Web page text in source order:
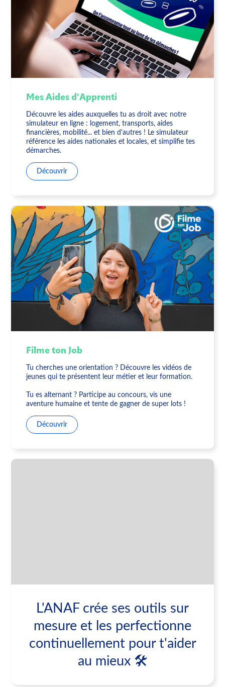
Mes Aides d'Apprenti
Découvre les aides auxquelles tu as droit avec notre
simulateur en ligne : logement, transports, aides
financières, mobilité... et bien d'autres ! Le simulateur
référence les aides nationales et locales, et simplifie tes
démarches.
Découvrir
Filme ton Job
Tu cherches une orientation ? Découvre les vidéos de
jeunes qui te présentent leur métier et leur formation.
Tu es alternant ? Participe au concours, vis une
aventure humaine et tente de gagner de super lots !
Découvrir
L'ANAF crée ses outils sur
mesure et les perfectionne
continuellement pour t'aider
au mieux 🛠